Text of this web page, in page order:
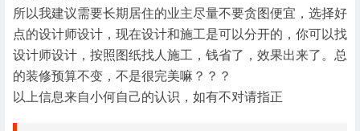
所以我建议需要长期居住的业主尽量不要贪图便宜，选择好
点的设计师设计，现在设计和施工是可以分开的，你可以找
设计师设计，按照图纸找人施工，钱省了，效果出来了。总
的装修预算不变，不是很完美嘛？？？
以上信息来自小何自己的认识，如有不对请指正